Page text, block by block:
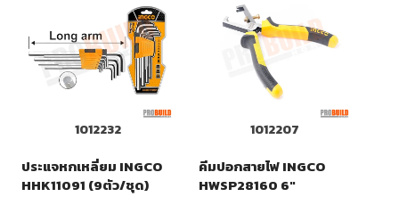
1012232
ประแจหกเหลี่ยม INGCO
HHK11091 (9ตัว/ชุด)
1012207
คีมปอกสายไฟ INGCO
HWSP28160 6"